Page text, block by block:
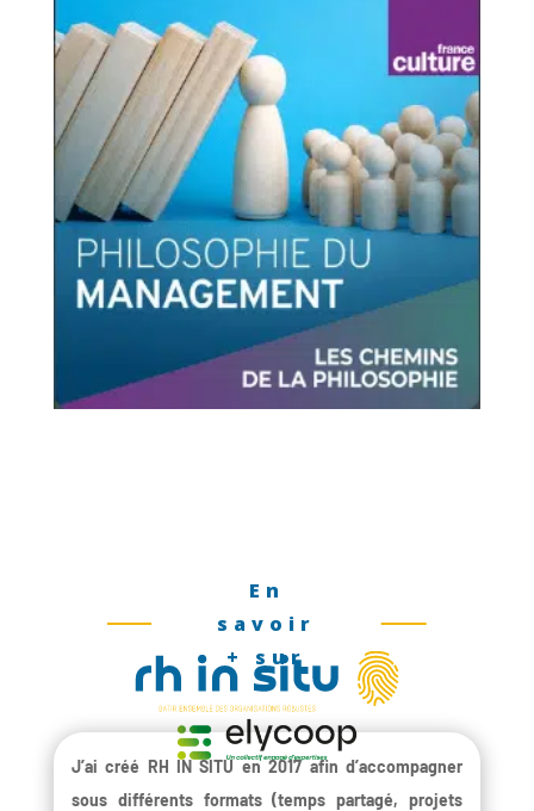
En
savoir
+ sur
J’ai créé RH IN SITU en 2017 afin d’accompagner
sous différents formats (temps partagé, projets